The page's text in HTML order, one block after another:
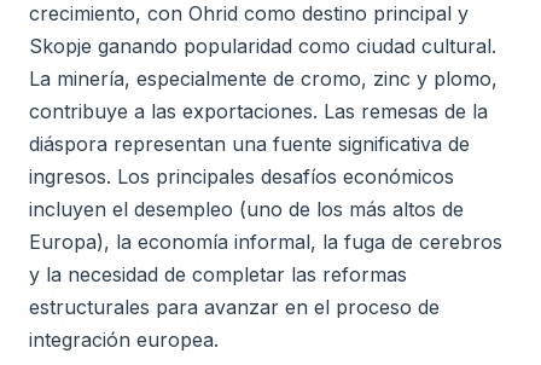
crecimiento, con Ohrid como destino principal y
Skopje ganando popularidad como ciudad cultural.
La minería, especialmente de cromo, zinc y plomo,
contribuye a las exportaciones. Las remesas de la
diáspora representan una fuente significativa de
ingresos. Los principales desafíos económicos
incluyen el desempleo (uno de los más altos de
Europa), la economía informal, la fuga de cerebros
y la necesidad de completar las reformas
estructurales para avanzar en el proceso de
integración europea.